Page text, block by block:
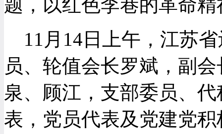
题，以红色李巷的革命
11月14日上午，江苏
员、轮值会长罗斌，副
泉、顾江，支部委员、
表，党员代表及党建党